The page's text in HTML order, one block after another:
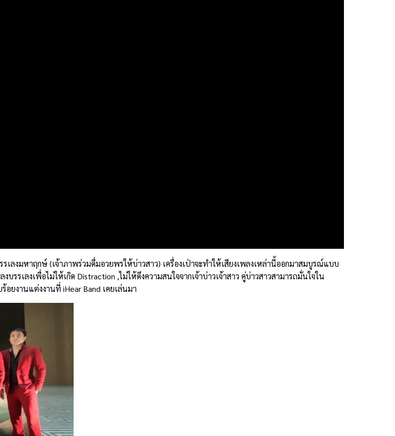
เลงมหาฤกษ์ (เจ้าภาพร่วมดื่มอวยพรให้บ่าวสาว) เครื่องเป่าจะทำให้เสียงเพลงเหล่านี้ออกมาสมบูรณ์แบบ
รรเลงเพื่อไม่ให้เกิด Distraction ,ไม่ให้ดึงความสนใจจากเจ้าบ่าวเจ้าสาว คู่บ่าวสาวสามารถมั่นใจใน
ยงานแต่งงานที่ iHear Band เคยเล่นมา